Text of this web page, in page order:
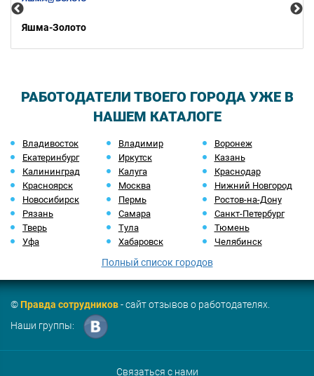
Яшма-Золото
РАБОТОДАТЕЛИ ТВОЕГО ГОРОДА УЖЕ В
НАШЕМ КАТАЛОГЕ
Владивосток Владимир
Воронеж
Екатеринбург
Иркутск
Казань
Калининград
Калуга
Краснодар
Красноярск
Москва
Нижний Новгород
Новосибирск
Пермь
Ростов-на-Дону
Рязань
Самара
Санкт-Петербург
Тверь
Тула
Тюмень
Уфа
Хабаровск Челябинск
Полный список городов
©Правда сотрудников- сайт отзывов о работодателях.
Наши группы:
Связаться с нами